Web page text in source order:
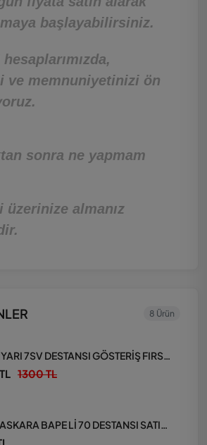
başlayabilirsiniz.
ve memnuniyetinizi ön
sonra ne yapmam
almanız
8 Ürün
BUZ DİYARI 7SV DESTANSI GÖSTERİŞ FIRSAT HESAP
1300 TL
BUZ MASKARA BAPE Lİ 70 DESTANSI SATILIK HESAP